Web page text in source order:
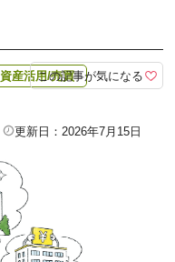
資産活用/売買この記事が気になる
更新日：2026年7月15日